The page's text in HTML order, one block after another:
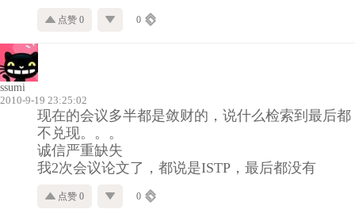
点赞 0 0
ssumi
2010-9-19 23:25:02
现在的会议多半都是敛财的，说什么检索到最后都
不兑现。。。
诚信严重缺失
我2次会议论文了，都说是ISTP，最后都没有
点赞 0 0